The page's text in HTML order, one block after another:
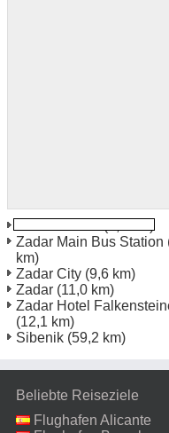
Zadar Main Bus Station
km)
Zadar City (9,6 km)
Zadar (11,0 km)
Zadar Hotel
(12,1 km)
Sibenik (59,2 km)
Beliebte Reiseziele
Flughafen Alicante